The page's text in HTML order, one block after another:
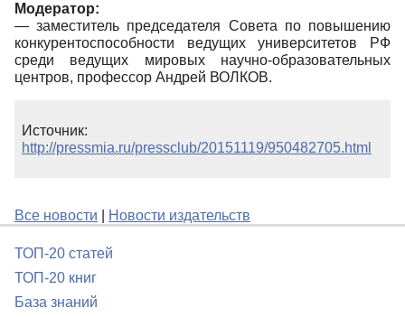
Модератор:
— заместитель председателя Совета по повышению
конкурентоспособности ведущих университетов РФ
среди ведущих мировых научно-образовательных
центров, профессор Андрей ВОЛКОВ.
Источник:
http://pressmia.ru/pressclub/20151119/950482705.html
Все новости Новости издательств
ТОП-20 статей
ТОП-20 книг
База знаний